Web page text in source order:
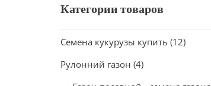
Категории товаров
Семена кукурузы купить (12)
Рулонний газон (4)